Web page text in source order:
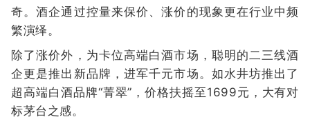
奇。酒企通过控量来保价、涨价的现象更在行业中频
繁演绎。
除了涨价外，为卡位高端白酒市场，聪明的二三线酒
企更是推出新品牌，进军千元市场。如水井坊推出了
超高端白酒品牌“菁翠”，价格扶摇至1699元，大有对
标茅台之感。